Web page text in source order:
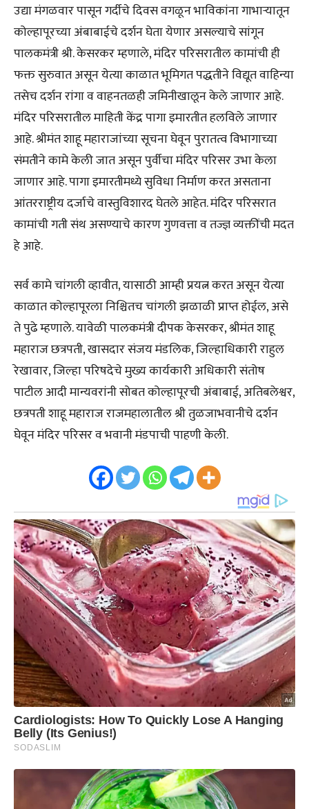
उद्या मंगळवार पासून गर्दीचे दिवस वगळून भाविकांना गाभाऱ्यातून
कोल्हापूरच्या अंबाबाईचे दर्शन घेता येणार असल्याचे सांगून
पालकमंत्री श्री. केसरकर म्हणाले, मंदिर परिसरातील कामांची ही
फक्त सुरुवात असून येत्या काळात भूमिगत पद्धतीने विद्यूत वाहिन्या
तसेच दर्शन रांगा व वाहनतळही जमिनीखालून केले जाणार आहे.
मंदिर परिसरातील माहिती केंद्र पागा इमारतीत हलविले जाणार
आहे. श्रीमंत शाहू महाराजांच्या सूचना घेवून पुरातत्व विभागाच्या
संमतीने कामे केली जात असून पुर्वीचा मंदिर परिसर उभा केला
जाणार आहे. पागा इमारतीमध्ये सुविधा निर्माण करत असताना
आंतरराष्ट्रीय दर्जाचे वास्तुविशारद घेतले आहेत. मंदिर परिसरात
कामांची गती संथ असण्याचे कारण गुणवत्ता व तज्ज्ञ व्यक्तींची मदत
हे आहे.
सर्व कामे चांगली व्हावीत, यासाठी आम्ही प्रयत्न करत असून येत्या
काळात कोल्हापूरला निश्चितच चांगली झळाळी प्राप्त होईल, असे
ते पुढे म्हणाले. यावेळी पालकमंत्री दीपक केसरकर, श्रीमंत शाहू
महाराज छत्रपती, खासदार संजय मंडलिक, जिल्हाधिकारी राहुल
रेखावार, जिल्हा परिषदेचे मुख्य कार्यकारी अधिकारी संतोष
पाटील आदी मान्यवरांनी सोबत कोल्हापूरची अंबाबाई, अतिबलेश्वर,
छत्रपती शाहू महाराज राजमहालातील श्री तुळजाभवानीचे दर्शन
घेवून मंदिर परिसर व भवानी मंडपाची पाहणी केली.